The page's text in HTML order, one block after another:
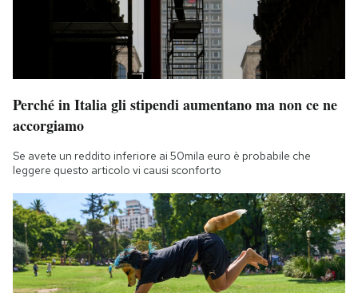
Perché in Italia gli stipendi aumentano ma non ce ne
accorgiamo
Se avete un reddito inferiore ai 50mila euro è probabile che
leggere questo articolo vi causi sconforto